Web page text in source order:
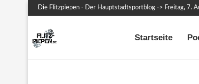
Die Flitzpiepen - Der Hauptstadtsportblog -> Freitag, 7.
Startseite